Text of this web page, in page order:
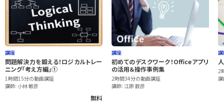
講座
問題解決力を鍛える！ロジカルトレー
ニング「考え方編」①
1時間15分の動画講座
講師: 小林 敏彦
無料
講座
初めてのデスクワーク！Officeアプリ
の活用＆操作事例集
2時間34分の動画講座
講師: 江原 数彦
2
講